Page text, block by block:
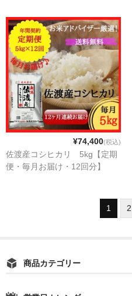
¥74,400(税込)
佐渡産コシヒカリ 5kg【定期
便・毎月お届け・12回分】
1 2
商品カテゴリー